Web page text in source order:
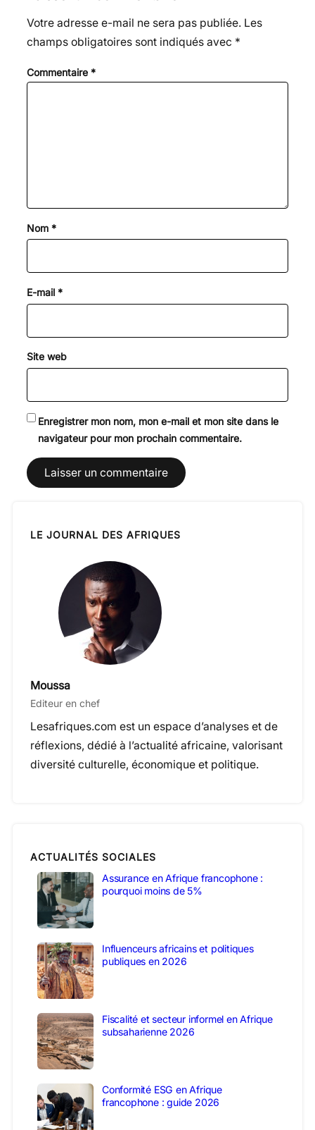
Votre adresse e-mail ne sera pas publiée. Les
champs obligatoires sont indiqués avec *
Commentaire *
Nom *
E-mail *
Site web
Enregistrer mon nom, mon e-mail et mon site dans le
navigateur pour mon prochain commentaire.
LE JOURNAL DES AFRIQUES
Moussa
Editeur en chef
Lesafriques.com est un espace d’analyses et de
réflexions, dédié à l’actualité africaine, valorisant
diversité culturelle, économique et politique.
ACTUALITÉS SOCIALES
Assurance en Afrique francophone :
pourquoi moins de 5%
Influenceurs africains et politiques
publiques en 2026
Fiscalité et secteur informel en Afrique
subsaharienne 2026
Conformité ESG en Afrique
francophone : guide 2026